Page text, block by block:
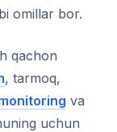
omillar bor.
qachon
, tarmoq,
va
uchun